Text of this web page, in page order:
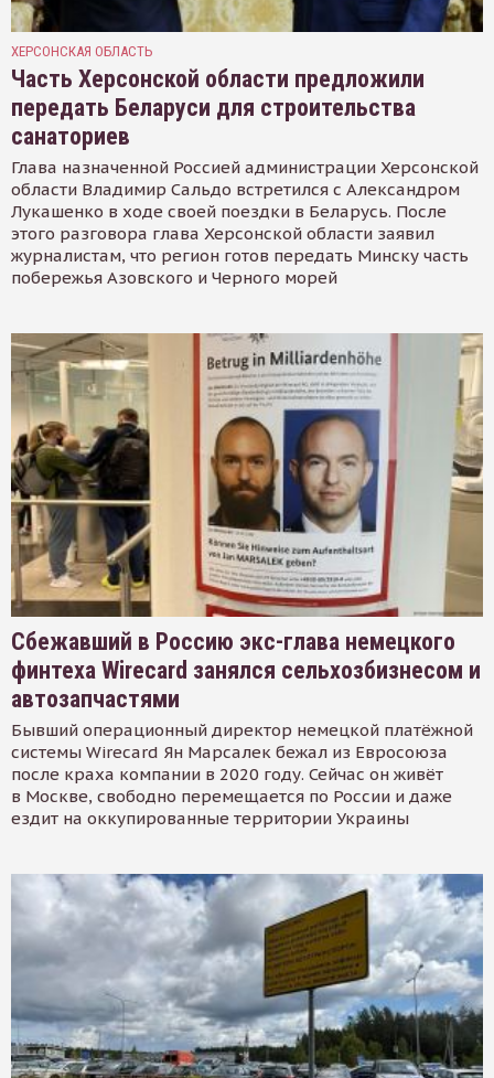
ХЕРСОНСКАЯ ОБЛАСТЬ
Часть Херсонской области предложили
передать Беларуси для строительства
санаториев
Глава назначенной Россией администрации Херсонской
области Владимир Сальдо встретился с Александром
Лукашенко в ходе своей поездки в Беларусь. После
этого разговора глава Херсонской области заявил
журналистам, что регион готов передать Минску часть
побережья Азовского и Черного морей
Сбежавший в Россию экс-глава немецкого
финтеха Wirecard занялся сельхозбизнесом и
автозапчастями
Бывший операционный директор немецкой платёжной
системы Wirecard Ян Марсалек бежал из Евросоюза
после краха компании в 2020 году. Сейчас он живёт
в Москве, свободно перемещается по России и даже
ездит на оккупированные территории Украины